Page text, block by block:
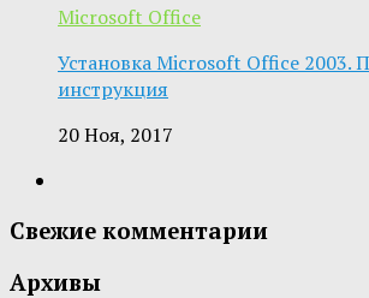
Microsoft Office
Установка Microsoft Office 2003.
инструкция
20 Ноя, 2017
Свежие комментарии
Архивы